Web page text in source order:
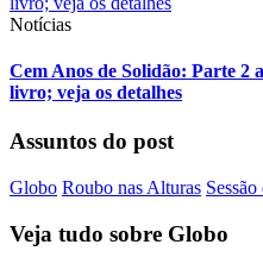
Notícias
Cem Anos de Solidão: Parte 2
livro; veja os detalhes
Assuntos do post
Globo Roubo nas Alturas
Veja tudo sobre Globo